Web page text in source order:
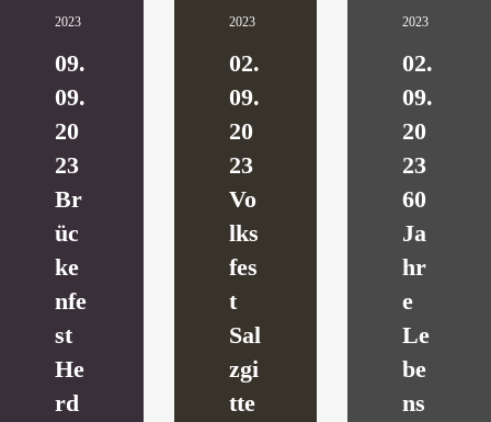
2023
09.
09.
20
23
Br
üc
ke
nfe
st
He
rd
2023
02.
09.
20
23
Vo
lks
fes
t
Sal
zgi
tte
2023
02.
09.
20
23
60
Ja
hr
e
Le
be
ns